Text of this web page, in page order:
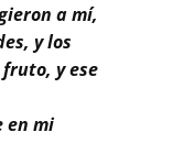
a mí,
y los
y ese
en mi